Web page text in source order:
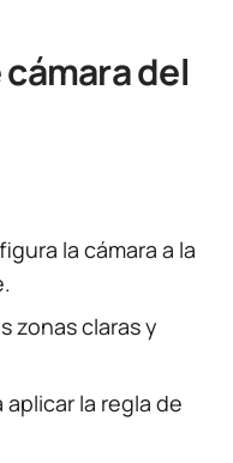
del
la cámara a la
zonas claras y
aplicar la regla de